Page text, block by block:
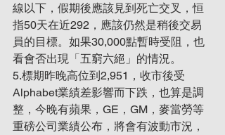
線以下，假期後應該見到死亡交叉，恒
指50天在近292，應該仍然是稍後交易
員的目標。如果30,000點暫時受阻，也
看會否出現「五窮六絕」的情況。
5.標期昨晚高位到2,951，收市後受
Alphabet業績差影響而下跌，也算是調
整，今晚有蘋果，GE，GM，麥當勞等
重磅公司業績公布，將會有波動市況，